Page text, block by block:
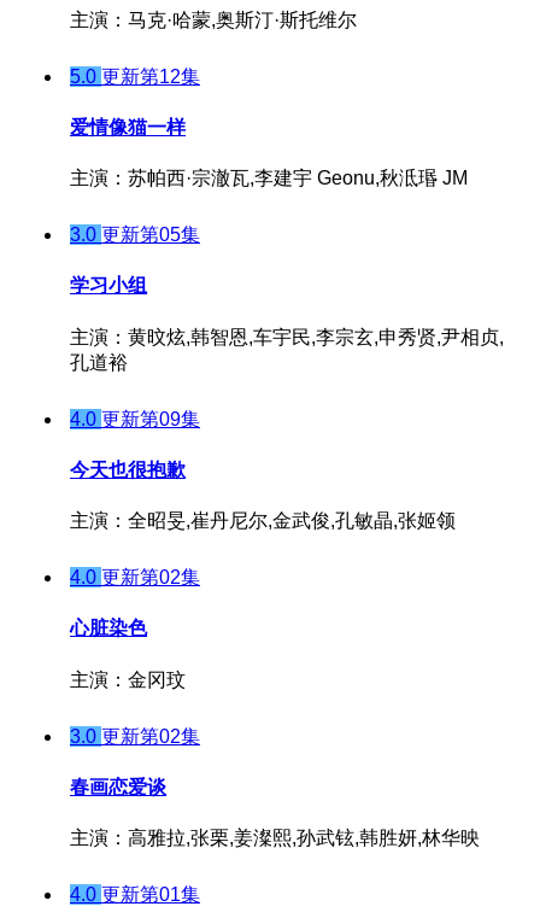
主演：马克·哈蒙,奥斯汀·斯托维尔
5.0 更新第12集
爱情像猫一样
主演：苏帕西·宗澈瓦,李建宇 Geonu,秋泜瑉 JM
3.0 更新第05集
学习小组
主演：黄旼炫,韩智恩,车宇民,李宗玄,申秀贤,尹相贞,
孔道裕
4.0 更新第09集
今天也很抱歉
主演：全昭旻,崔丹尼尔,金武俊,孔敏晶,张姬领
4.0 更新第02集
心脏染色
主演：金冈玟
3.0 更新第02集
春画恋爱谈
主演：高雅拉,张栗,姜澯熙,孙武铉,韩胜妍,林华映
4.0 更新第01集